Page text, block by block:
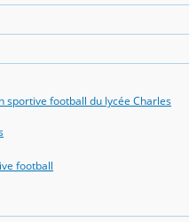
sportive football du lycée Charles
football